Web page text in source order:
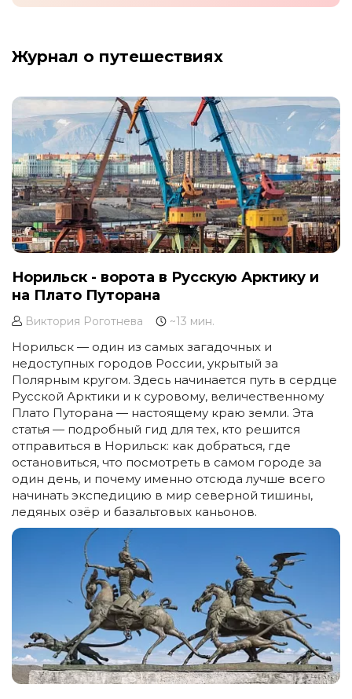
Журнал о путешествиях
Норильск - ворота в Русскую Арктику и
на Плато Путорана
Виктория Роготнева ~13 мин.
Норильск — один из самых загадочных и
недоступных городов России, укрытый за
Полярным кругом. Здесь начинается путь в сердце
Русской Арктики и к суровому, величественному
Плато Путорана — настоящему краю земли. Эта
статья — подробный гид для тех, кто решится
отправиться в Норильск: как добраться, где
остановиться, что посмотреть в самом городе за
один день, и почему именно отсюда лучше всего
начинать экспедицию в мир северной тишины,
ледяных озёр и базальтовых каньонов.